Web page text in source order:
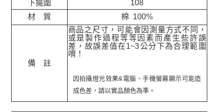
下擺圍
108
材 質
棉 100%
備 註
商品之尺寸，可能會因測量方式不同，
或是製作過程等等因素而產生些許誤
差，故誤差值在1~3公分下為合理範圍
唷！
因拍攝燈光效果&電腦、手機螢幕顯示可能造
成色差，請以實品顏色為準。